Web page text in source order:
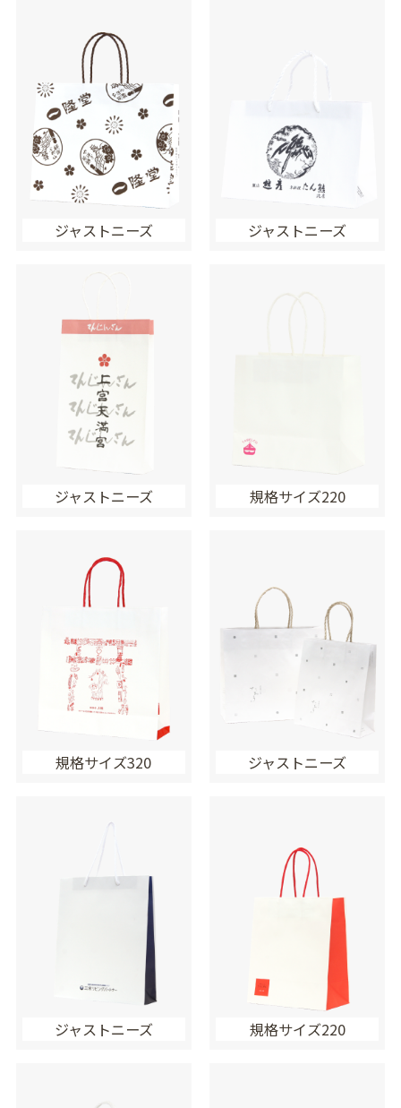
ジャストニーズ ジャストニーズ
ジャストニーズ 規格サイズ220
規格サイズ320 ジャストニーズ
ジャストニーズ 規格サイズ220